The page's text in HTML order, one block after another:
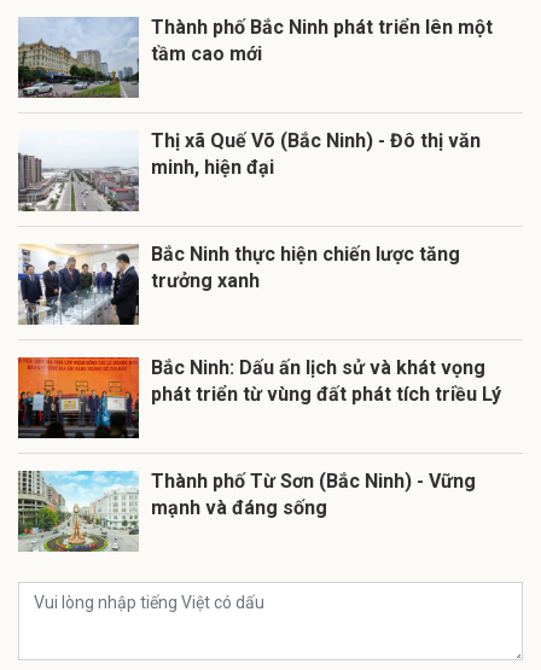
Thành phố Bắc Ninh phát triển lên một
tầm cao mới
Thị xã Quế Võ (Bắc Ninh) - Đô thị văn
minh, hiện đại
Bắc Ninh thực hiện chiến lược tăng
trưởng xanh
Bắc Ninh: Dấu ấn lịch sử và khát vọng
phát triển từ vùng đất phát tích triều Lý
Thành phố Từ Sơn (Bắc Ninh) - Vững
mạnh và đáng sống